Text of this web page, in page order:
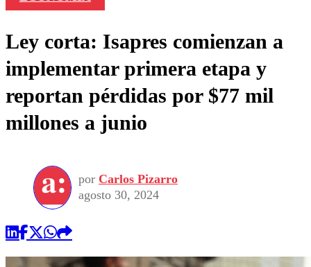
Ley corta: Isapres comienzan a
implementar primera etapa y
reportan pérdidas por $77 mil
millones a junio
por Carlos Pizarro
agosto 30, 2024